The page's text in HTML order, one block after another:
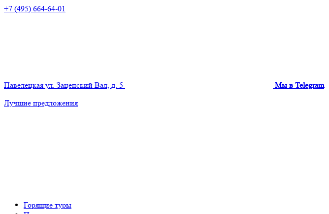
+7 (495) 664-64-01
Павелецкая ул. Зацепский Вал, д. 5
Мы в Telegram
Лучшие предложения
Горящие туры